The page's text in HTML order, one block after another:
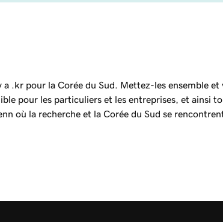
.kr pour la Corée du Sud. Mettez-les ensemble et
pour les particuliers et les entreprises, et ainsi
où la recherche et la Corée du Sud se